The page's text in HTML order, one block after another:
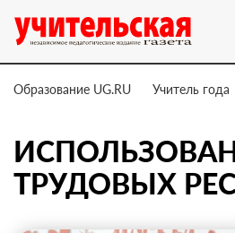
Образование UG.RU Учитель года
ТРУДОВЫХ